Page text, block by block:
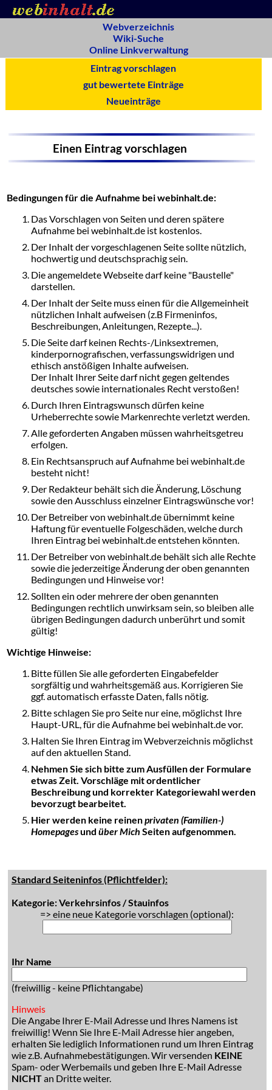
Webverzeichnis
Wiki-Suche
Online Linkverwaltung
Eintrag vorschlagen
gut bewertete Einträge
Neueinträge
Einen Eintrag vorschlagen
Bedingungen für die Aufnahme bei webinhalt.de:
Das Vorschlagen von Seiten und deren spätere
Aufnahme bei webinhalt.de ist kostenlos.
Der Inhalt der vorgeschlagenen Seite sollte nützlich,
hochwertig und deutschsprachig sein.
Die angemeldete Webseite darf keine "Baustelle"
darstellen.
Der Inhalt der Seite muss einen für die Allgemeinheit
nützlichen Inhalt aufweisen (z.B Firmeninfos,
Beschreibungen, Anleitungen, Rezepte...).
Die Seite darf keinen Rechts-/Linksextremen,
kinderpornografischen, verfassungswidrigen und
ethisch anstößigen Inhalte aufweisen.
Der Inhalt Ihrer Seite darf nicht gegen geltendes
deutsches sowie internationales Recht verstoßen!
Durch Ihren Eintragswunsch dürfen keine
Urheberrechte sowie Markenrechte verletzt werden.
Alle geforderten Angaben müssen wahrheitsgetreu
erfolgen.
Ein Rechtsanspruch auf Aufnahme bei webinhalt.de
besteht nicht!
Der Redakteur behält sich die Änderung, Löschung
sowie den Ausschluss einzelner Eintragswünsche vor!
Der Betreiber von webinhalt.de übernimmt keine
Haftung für eventuelle Folgeschäden, welche durch
Ihren Eintrag bei webinhalt.de entstehen könnten.
Der Betreiber von webinhalt.de behält sich alle Rechte
sowie die jederzeitige Änderung der oben genannten
Bedingungen und Hinweise vor!
Sollten ein oder mehrere der oben genannten
Bedingungen rechtlich unwirksam sein, so bleiben alle
übrigen Bedingungen dadurch unberührt und somit
gültig!
Wichtige Hinweise:
Bitte füllen Sie alle geforderten Eingabefelder
sorgfältig und wahrheitsgemäß aus. Korrigieren Sie
ggf. automatisch erfasste Daten, falls nötig.
Bitte schlagen Sie pro Seite nur eine, möglichst Ihre
Haupt-URL, für die Aufnahme bei webinhalt.de vor.
Halten Sie Ihren Eintrag im Webverzeichnis möglichst
auf den aktuellen Stand.
Nehmen Sie sich bitte zum Ausfüllen der Formulare
etwas Zeit. Vorschläge mit ordentlicher
Beschreibung und korrekter Kategoriewahl werden
bevorzugt bearbeitet.
Hier werden keine reinenprivaten (Familien-)
Homepagesund über Mich Seiten aufgenommen.
Standard Seiteninfos (Pflichtfelder):
Kategorie: Verkehrsinfos / Stauinfos
=> eine neue Kategorie vorschlagen (optional):
Ihr Name
(freiwillig - keine Pflichtangabe)
Hinweis
Die Angabe Ihrer E-Mail Adresse und Ihres Namens ist
freiwillig! Wenn Sie Ihre E-Mail Adresse hier angeben,
erhalten Sie lediglich Informationen rund um Ihren Eintrag
wie z.B. Aufnahmebestätigungen. Wir versenden KEINE
Spam- oder Werbemails und geben Ihre E-Mail Adresse
NICHTan Dritte weiter.